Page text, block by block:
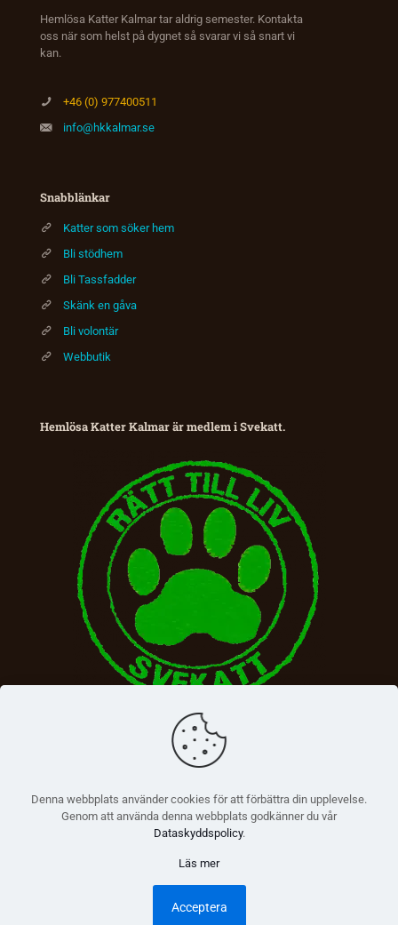
Hemlösa Katter Kalmar tar aldrig semester. Kontakta
oss när som helst på dygnet så svarar vi så snart vi
kan.
+46 (0) 977400511
info@hkkalmar.se
Snabblänkar
Katter som söker hem
Bli stödhem
Bli Tassfadder
Skänk en gåva
Bli volontär
Webbutik
Hemlösa Katter Kalmar är medlem i Svekatt.
Denna webbplats använder cookies för att förbättra din upplevelse.
Genom att använda denna webbplats godkänner du vår
Dataskyddspolicy.
Läs mer
Acceptera